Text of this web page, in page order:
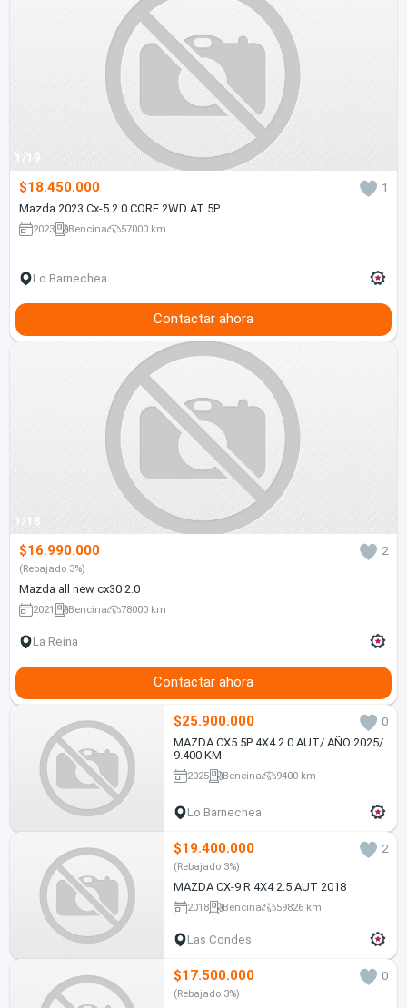
1/19
$18.450.000
1
Mazda 2023 Cx-5 2.0 CORE 2WD AT 5P.
2023 Bencina 57000 km
Lo Barnechea
Contactar ahora
1/18
$16.990.000 2
(Rebajado 3%)
Mazda all new cx30 2.0
2021 Bencina 78000 km
La Reina
Contactar ahora
$25.900.000
0
MAZDA CX5 5P 4X4 2.0 AUT/ AÑO 2025/
9.400 KM
2025 Bencina 9400 km
Lo Barnechea
$19.400.000 2
(Rebajado 3%)
MAZDA CX-9 R 4X4 2.5 AUT 2018
2018 Bencina 59826 km
Las Condes
$17.500.000 0
(Rebajado 3%)